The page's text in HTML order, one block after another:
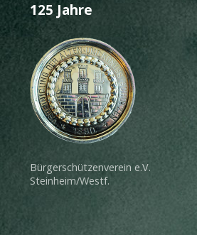
125 Jahre
Bürgerschützenverein e.V.
Steinheim/Westf.